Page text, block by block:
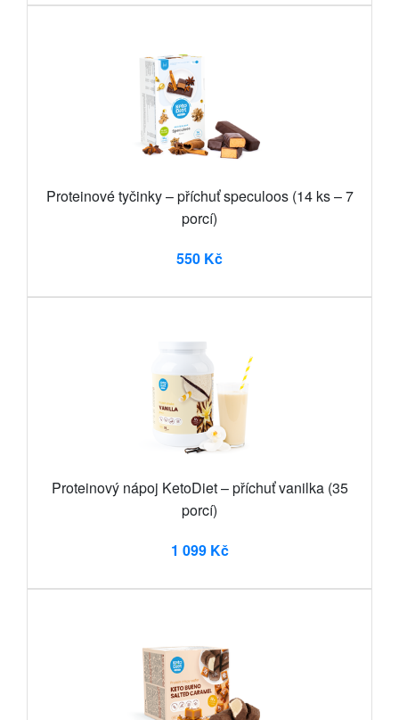
Proteinové tyčinky – příchuť speculoos (14 ks – 7
porcí)
550 Kč
Proteinový nápoj KetoDiet – příchuť vanilka (35
porcí)
1 099 Kč